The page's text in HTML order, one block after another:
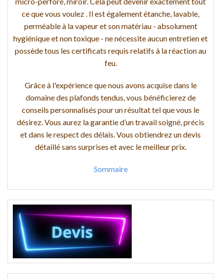
ce que vous voulez . Il est également étanche, lavable,
perméable à la vapeur et son matériau - absolument
hygiénique et non toxique - ne nécessite aucun entretien et
possède tous les certificats requis relatifs à la réaction au
feu.
Grâce à l'expérience que nous avons acquise dans le
domaine des plafonds tendus, vous bénéficierez de
conseils personnalisés pour un résultat tel que vous le
désirez. Vous aurez la garantie d’un travail soigné, précis
et dans le respect des délais. Vous obtiendrez un devis
détaillé sans surprises et avec le meilleur prix.
Sommaire